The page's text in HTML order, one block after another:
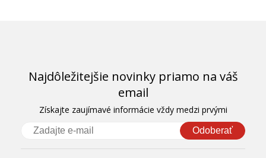
Najdôležitejšie novinky priamo na váš
email
Získajte zaujímavé informácie vždy medzi prvými
Odoberať